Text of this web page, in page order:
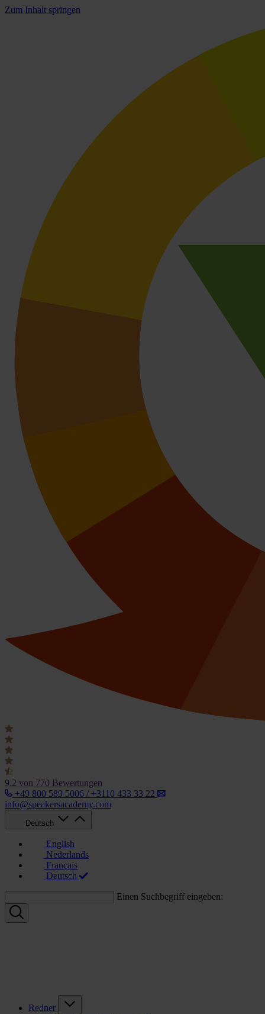
Zum Inhalt springen
9.2 von 770 Bewertungen
+49 800 589 5006 / +3110 433 33 22
info@speakersacademy.com
Deutsch
English
Nederlands
Français
Deutsch
Einen Suchbegriff eingeben:
Redner